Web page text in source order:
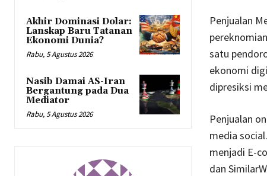
Akhir Dominasi Dolar:
Lanskap Baru Tatanan
Ekonomi Dunia?
Rabu, 5 Agustus 2026
Nasib Damai AS-Iran
Bergantung pada Dua
Mediator
Rabu, 5 Agustus 2026
Penjualan
satu
ekonomi
dipresiksi
Penjualan
media
menjadi E-
dan